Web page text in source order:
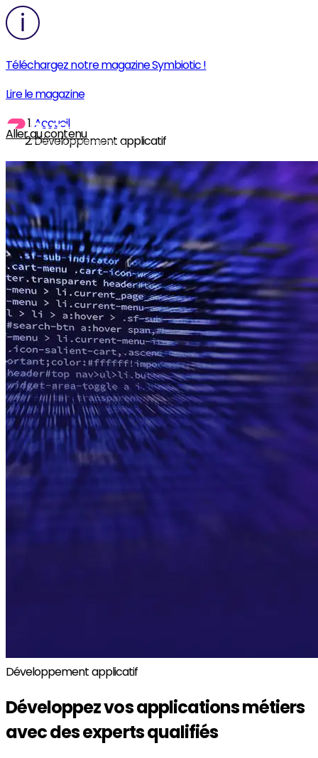
Téléchargez notre magazine Symbiotic !
Lire le magazine
Aller au contenu
Accueil
Développement applicatif
Développement applicatif
Développez vosapplications métiers
avec des experts qualifiés